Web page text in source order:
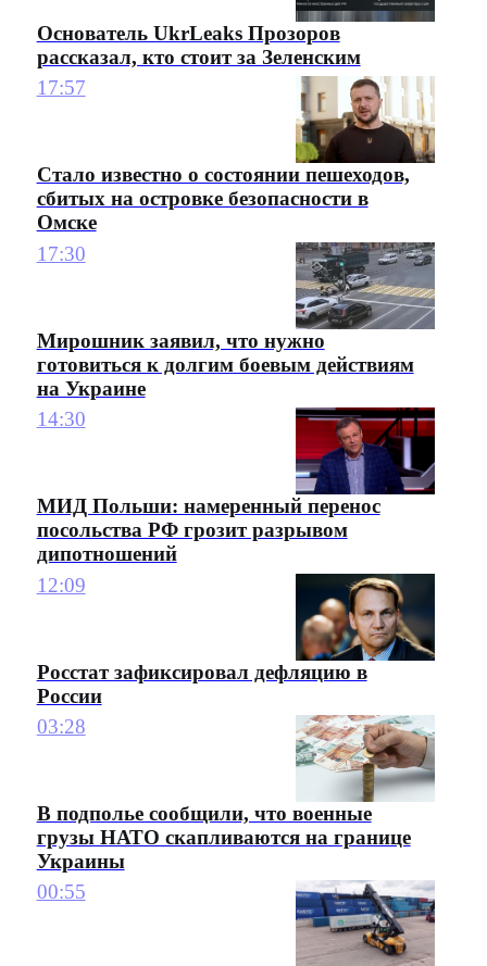
Основатель UkrLeaks Прозоров
рассказал, кто стоит за Зеленским
17:57
Стало известно о состоянии пешеходов,
сбитых на островке безопасности в
Омске
17:30
Мирошник заявил, что нужно
готовиться к долгим боевым действиям
на Украине
14:30
МИД Польши: намеренный перенос
посольства РФ грозит разрывом
дипотношений
12:09
Росстат зафиксировал дефляцию в
России
03:28
В подполье сообщили, что военные
грузы НАТО скапливаются на границе
Украины
00:55